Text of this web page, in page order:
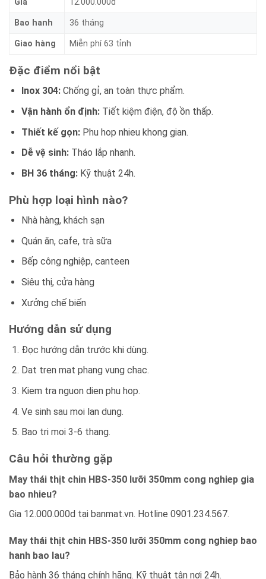
Bao hanh 36 tháng
Giao hàng Miễn phí 63 tỉnh
Đặc điểm nổi bật
Inox 304:Chống gỉ, an toàn thực phẩm.
Vận hành ổn định:Tiết kiệm điện, độ ồn thấp.
Thiết kế gọn:Phu hop nhieu khong gian.
Dễ vệ sinh:Tháo lắp nhanh.
BH 36 tháng:Kỹ thuật 24h.
Phù hợp loại hình nào?
Nhà hàng, khách sạn
Quán ăn, cafe, trà sữa
Bếp công nghiệp, canteen
Siêu thị, cửa hàng
Xưởng chế biến
Hướng dẫn sử dụng
Đọc hướng dẫn trước khi dùng.
Dat tren mat phang vung chac.
Kiem tra nguon dien phu hop.
Ve sinh sau moi lan dung.
Bao tri moi 3-6 thang.
Câu hỏi thường gặp
May thái thịt chin HBS-350 lưỡi 350mm cong nghiep gia
bao nhieu?
Gia 12.000.000d tại banmat.vn. Hotline 0901.234.567.
May thái thịt chin HBS-350 lưỡi 350mm cong nghiep bao
hanh bao lau?
Bảo hành 36 tháng chính hãng. Kỹ thuật tận nơi 24h.